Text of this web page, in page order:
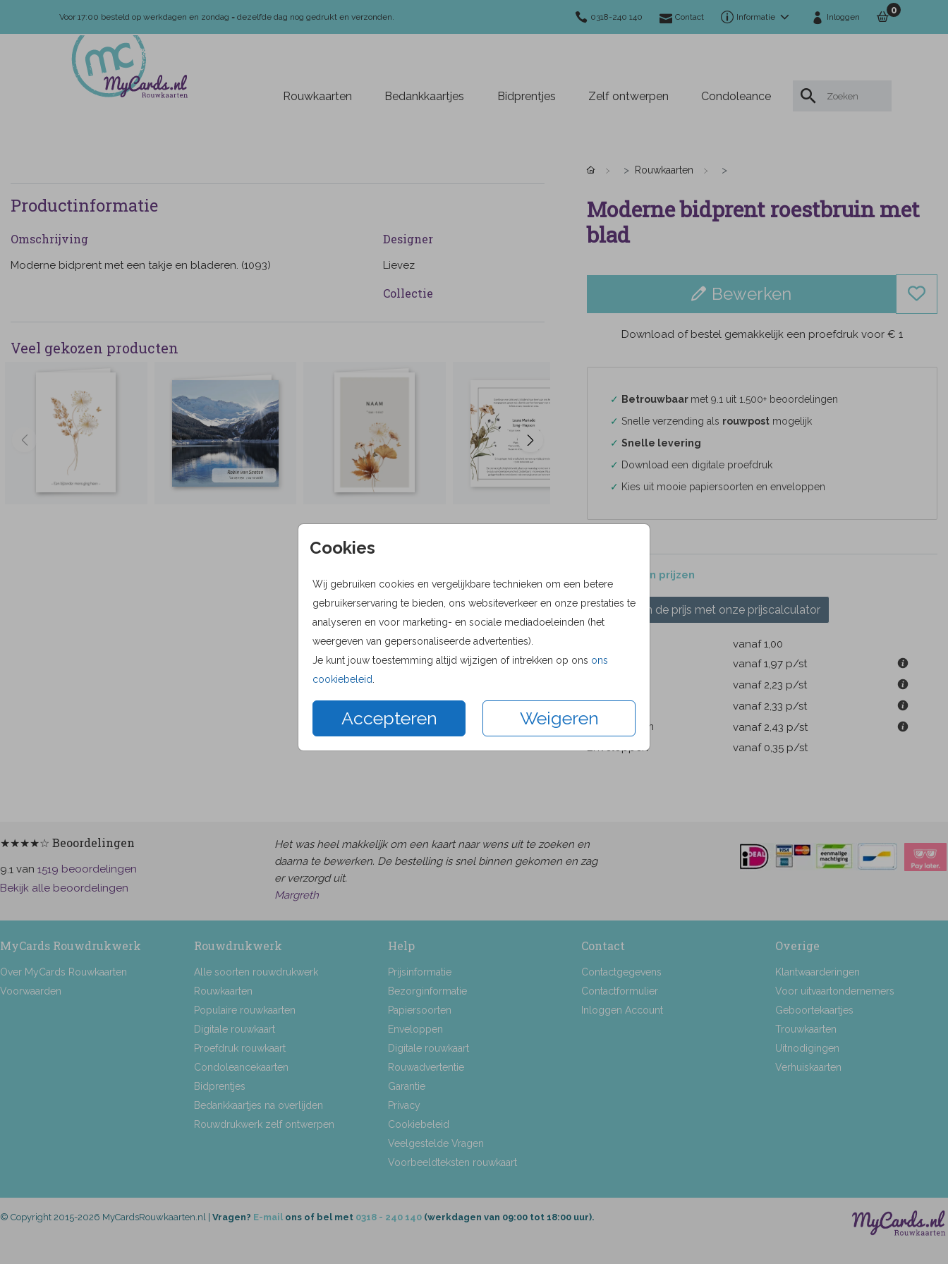
Voor 17:00 besteld op werkdagen en zondag = dezelfde dag nog gedrukt en verzonden. 0318-240 140 Contact Informatie Inloggen
0
Rouwkaarten Bedankkaartjes Bidprentjes Zelf ontwerpen Condoleance
Cookies
Wij gebruiken cookies en vergelijkbare technieken om een betere
gebruikerservaring te bieden, ons websiteverkeer en onze prestaties te
analyseren en voor marketing- en sociale mediadoeleinden (het
weergeven van gepersonaliseerde advertenties).
Je kunt jouw toestemming altijd wijzigen of intrekken op ons ons
cookiebeleid
Accepteren Weigeren
Productinformatie
Omschrijving
Moderne bidprent met een takje en bladeren. (1093)
Designer
Lievez
Collectie
Veel gekozen producten
Rouwkaarten
Moderne bidprent roestbruin met
blad
Bewerken
Download of bestel gemakkelijk een proefdruk voor € 1
✓ Betrouwbaar met 9.1 uit 1.500+ beoordelingen
✓ Snelle verzending als rouwpostmogelijk
✓ Snelle levering
✓ Download een digitale proefdruk
✓ Kies uit mooie papiersoorten en enveloppen
Formaten en prijzen
Bereken de prijs met onze prijscalculator
vanaf 1,00
8.6 × 12.9 cm
vanaf 1,97 p/st
vanaf 2,23 p/st
11.4 × 17.1 cm
vanaf 2,33 p/st
14.4 × 21.6 cm
vanaf 2,43 p/st
Enveloppen
vanaf 0,35 p/st
★★★★☆ Beoordelingen
9.1 van 1519 beoordelingen
Bekijk alle beoordelingen
Het was heel makkelijk om een kaart naar wens uit te zoeken en
daarna te bewerken. De bestelling is snel binnen gekomen en zag
er verzorgd uit.
Margreth
MyCards Rouwdrukwerk
Over MyCards Rouwkaarten
Voorwaarden
Rouwdrukwerk
Alle soorten rouwdrukwerk
Rouwkaarten
Populaire rouwkaarten
Digitale rouwkaart
Proefdruk rouwkaart
Condoleancekaarten
Bidprentjes
Bedankkaartjes na overlijden
Rouwdrukwerk zelf ontwerpen
Help
Prijsinformatie
Bezorginformatie
Papiersoorten
Enveloppen
Digitale rouwkaart
Rouwadvertentie
Garantie
Privacy
Cookiebeleid
Veelgestelde Vragen
Voorbeeldteksten rouwkaart
Contact
Contactgegevens
Contactformulier
Inloggen Account
Overige
Klantwaarderingen
Voor uitvaartondernemers
Geboortekaartjes
Trouwkaarten
Uitnodigingen
Verhuiskaarten
© Copyright 2015-2026 MyCardsRouwkaarten.nl | Vragen? E-mail ons of bel met 0318 - 240 140 (werkdagen van 09:00 tot 18:00 uur).